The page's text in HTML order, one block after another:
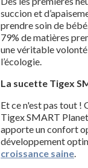
succion et
prendre soin de
79% de matières
une véritable volonté
l’écologie.
La sucette Tigex
Et ce n'est pas tout !
Tigex SMART
apporte un confort
développement
croissance saine.